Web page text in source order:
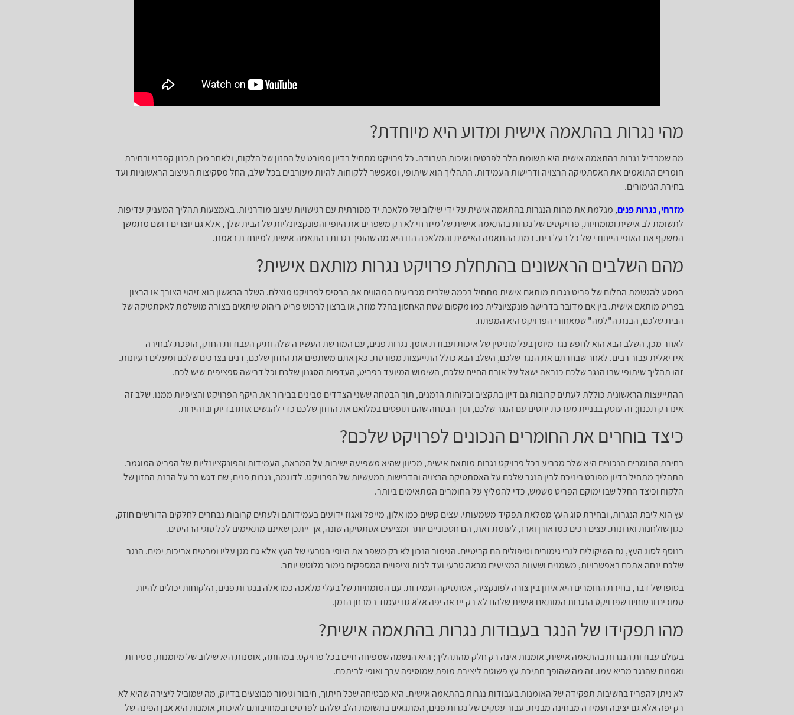
מהי נגרות בהתאמה אישית ומדוע היא מיוחדת?
מה שמבדיל נגרות בהתאמה אישית היא תשומת הלב לפרטים ואיכות העבודה. כל פרויקט מתחיל בדיון מפורט על החזון של הלקוח, ולאחר מכן תכנון קפדני ובחירת
חומרים התואמים את האסתטיקה הרצויה ודרישות העמידות. התהליך הוא שיתופי, ומאפשר ללקוחות להיות מעורבים בכל שלב, החל מסקיצות העיצוב הראשוניות ועד
בחירת הגימורים.
מזרחי, נגרות פנים, מגלמת את מהות הנגרות בהתאמה אישית על ידי שילוב של מלאכת יד מסורתית עם רגישויות עיצוב מודרניות. באמצעות תהליך המעניק עדיפות
לתשומת לב אישית ומומחיות, פרויקטים של נגרות בהתאמה אישית של מיזרחי לא רק משפרים את היופי והפונקציונליות של הבית שלך, אלא גם יוצרים רושם מתמשך
המשקף את האופי הייחודי של כל בעל בית. רמת ההתאמה האישית והמלאכה הזו היא מה שהופך נגרות בהתאמה אישית למיוחדת באמת.
מהם השלבים הראשונים בהתחלת פרויקט נגרות מותאם אישית?
המסע להגשמת החלום של פריט נגרות מותאם אישית מתחיל בכמה שלבים מכריעים המהווים את הבסיס לפרויקט מוצלח. השלב הראשון הוא זיהוי הצורך או הרצון
בפריט מותאם אישית. בין אם מדובר בדרישה פונקציונלית כמו מקסום שטח האחסון בחלל מוזר, או ברצון לרכוש פריט ריהוט שיתאים בצורה מושלמת לאסתטיקה של
הבית שלכם, הבנת ה"למה" שמאחורי הפרויקט היא המפתח.
לאחר מכן, השלב הבא הוא לחפש נגר מיומן בעל מוניטין של איכות ועבודת אומן. נגרות פנים, עם המורשת העשירה שלה ותיק העבודות החזק, הופכת לבחירה
אידיאלית עבור רבים. לאחר שבחרתם את הנגר שלכם, השלב הבא כולל התייעצות מפורטת. כאן אתם משתפים את החזון שלכם, דנים בצרכים שלכם ומעלים רעיונות.
זהו תהליך שיתופי שבו הנגר שלכם כנראה ישאל על אורח החיים שלכם, השימוש המיועד בפריט, העדפות הסגנון שלכם וכל דרישה ספציפית שיש לכם.
ההתייעצות הראשונית כוללת לעתים קרובות גם דיון בתקציב ובלוחות הזמנים, תוך הבטחה ששני הצדדים מבינים בבירור את היקף הפרויקט והציפיות ממנו. שלב זה
אינו רק תכנון; זה עוסק בבניית מערכת יחסים עם הנגר שלכם, תוך הבטחה שהם תופסים במלואם את החזון שלכם כדי להגשים אותו בדיוק ובזהירות.
כיצד בוחרים את החומרים הנכונים לפרויקט שלכם?
בחירת החומרים הנכונים היא שלב מכריע בכל פרויקט נגרות מותאם אישית, מכיוון שהיא משפיעה ישירות על המראה, העמידות והפונקציונליות של הפריט המוגמר.
התהליך מתחיל בדיון מפורט ביניכם לבין הנגר שלכם על האסתטיקה הרצויה והדרישות המעשיות של הפרויקט. לדוגמה, נגרות פנים, שם דגש רב על הבנת החזון של
הלקוח וכיצד החלל שבו ימוקם הפריט משמש, כדי להמליץ על החומרים המתאימים ביותר.
עץ הוא ליבת הנגרות, ובחירת סוג העץ ממלאת תפקיד משמעותי. עצים קשים כמו אלון, מייפל ואגוז ידועים בעמידותם ולעתים קרובות נבחרים לחלקים הדורשים חוזק,
כגון שולחנות וארונות. עצים רכים כמו אורן וארז, לעומת זאת, הם חסכוניים יותר ומציעים אסתטיקה שונה, אך ייתכן שאינם מתאימים לכל סוגי הרהיטים.
בנוסף לסוג העץ, גם השיקולים לגבי גימורים וטיפולים הם קריטיים. הגימור הנכון לא רק משפר את היופי הטבעי של העץ אלא גם מגן עליו ומבטיח אריכות ימים. הנגר
שלכם ינחה אתכם באפשרויות, משמנים ושעוות המציעים מראה טבעי ועד לכות וציפויים המספקים גימור מלוטש יותר.
בסופו של דבר, בחירת החומרים היא איזון בין צורה לפונקציה, אסתטיקה ועמידות. עם המומחיות של בעלי מלאכה כמו אלה בנגרות פנים, הלקוחות יכולים להיות
סמוכים ובטוחים שפרויקט הנגרות המותאם אישית שלהם לא רק ייראה יפה אלא גם יעמוד במבחן הזמן.
מהו תפקידו של הנגר בעבודות נגרות בהתאמה אישית?
בעולם עבודות הנגרות בהתאמה אישית, אומנות אינה רק חלק מהתהליך; היא הנשמה שמפיחה חיים בכל פרויקט. במהותה, אומנות היא שילוב של מיומנות, מסירות
ואמנות שהנגר מביא עמו. זה מה שהופך חתיכת עץ פשוטה ליצירת מופת שמוסיפה ערך ואופי לביתכם.
לא ניתן להפריז בחשיבות תפקידה של האומנות בעבודות נגרות בהתאמה אישית. היא מבטיחה שכל חיתוך, חיבור וגימור מבוצעים בדיוק, מה שמוביל ליצירה שהיא לא
רק יפה אלא גם יציבה ועמידה מבחינה מבנית. עבור עסקים של נגרות פנים, המתגאים בתשומת הלב שלהם לפרטים ובמחויבותם לאיכות, אומנות היא אבן הפינה של